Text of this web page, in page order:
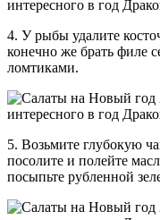
4. У рыбы удалите
конечно же брать филе
ломтиками.
5. Возьмите глубокую
посолите и полейте
посыпьте рубленной